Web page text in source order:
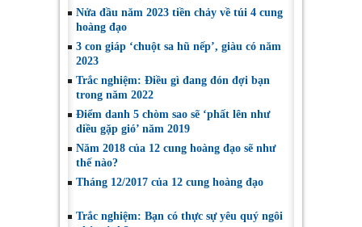
Nửa đầu năm 2023 tiền chảy về túi 4 cung
hoàng đạo
3 con giáp ‘chuột sa hũ nếp’, giàu có năm
2023
Trắc nghiệm: Điều gì đang đón đợi bạn
trong năm 2022
Điểm danh 5 chòm sao sẽ ‘phất lên như
diều gặp gió’ năm 2019
Năm 2018 của 12 cung hoàng đạo sẽ như
thế nào?
Tháng 12/2017 của 12 cung hoàng đạo
Trắc nghiệm: Bạn có thực sự yêu quý ngôi